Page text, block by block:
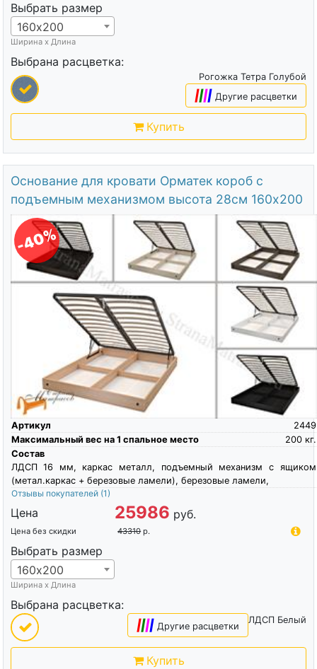
Выбрать размер
160х200
Ширина х Длина
Выбрана расцветка:
Рогожка Тетра Голубой
|||| Другие расцветки
Купить
Основание для кровати Орматек короб с
подъемным механизмом высота 28см 160х200
-40%
Артикул
2449
Максимальный вес на 1 спальное место
кг.
200
Состав
ЛДСП 16 мм, каркас металл, подъемный механизм с ящиком
(метал.каркас + березовые ламели), березовые ламели,
Отзывы покупателей (1)
Цена 25986 руб.
Цена без скидки 43310 р.
Выбрать размер
160х200
Ширина х Длина
Выбрана расцветка:
ЛДСП Белый
|||| Другие расцветки
Купить